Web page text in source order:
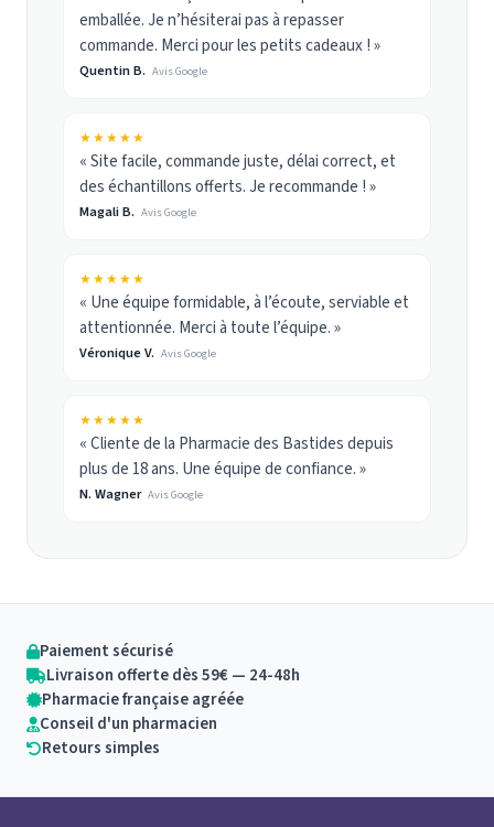
emballée. Je n’hésiterai pas à repasser
commande. Merci pour les petits cadeaux ! »
Quentin B. Avis Google
★★★★★
« Site facile, commande juste, délai correct, et
des échantillons offerts. Je recommande ! »
Magali B. Avis Google
★★★★★
« Une équipe formidable, à l’écoute, serviable et
attentionnée. Merci à toute l’équipe. »
Véronique V. Avis Google
★★★★★
« Cliente de la Pharmacie des Bastides depuis
plus de 18 ans. Une équipe de confiance. »
N. Wagner Avis Google
Paiement sécurisé
Livraison offerte dès 59€ — 24-48h
Pharmacie française agréée
Conseil d'un pharmacien
Retours simples